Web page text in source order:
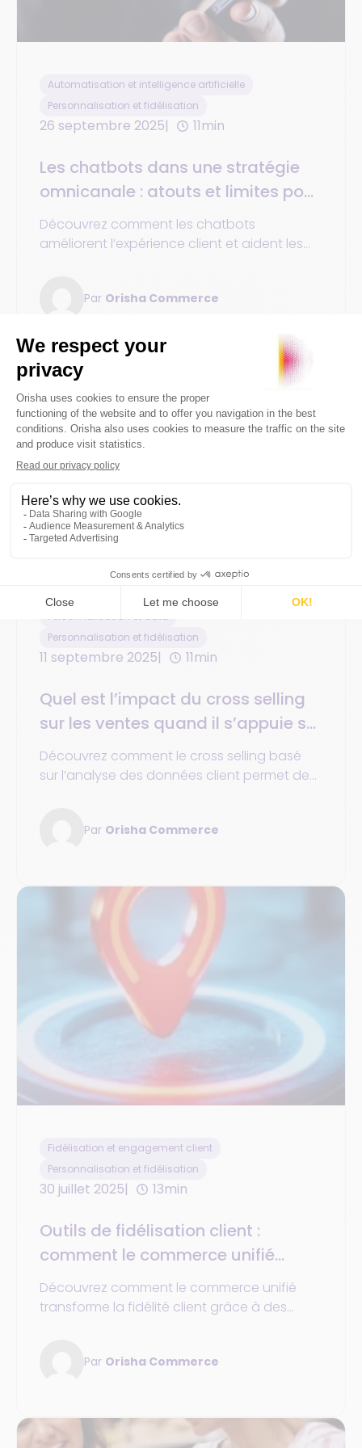
Automatisation et intelligence artificielle
Personnalisation et fidélisation
26 septembre 2025 11min
Les chatbots dans une stratégie
omnicanale : atouts et limites pour
l’entreprise et l’expérience client
Découvrez comment les chatbots
améliorent l’expérience client et aident les
Par Orisha Commerce
Personnalisation et data
Personnalisation et fidélisation
11 septembre 2025 11min
Quel est l’impact du cross selling
sur les ventes quand il s’appuie sur
les données client et produit ?
Découvrez comment le cross selling basé
sur l’analyse des données client permet de
Par Orisha Commerce
Fidélisation et engagement client
Personnalisation et fidélisation
30 juillet 2025 13min
Outils de fidélisation client :
comment le commerce unifié
transforme la relation entre la
marque et sa clientèle
Découvrez comment le commerce unifié
transforme la fidélité client grâce à des
Par Orisha Commerce